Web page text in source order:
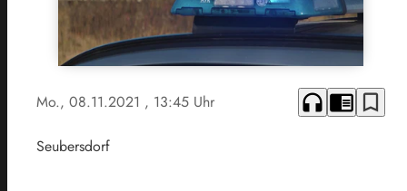
Mo., 08.11.2021 , 13:45 Uhr headphones chrome_reader_mode bookmark_border
Seubersdorf